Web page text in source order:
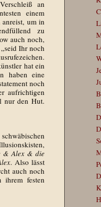
an
einem
anreist, um in
zu
auch noch,
Ihr noch
hat ein
haben eine
noch
aufrichtigen
nur den Hut.
& Alex & die
. Also lässt
auch noch
ihrem festen